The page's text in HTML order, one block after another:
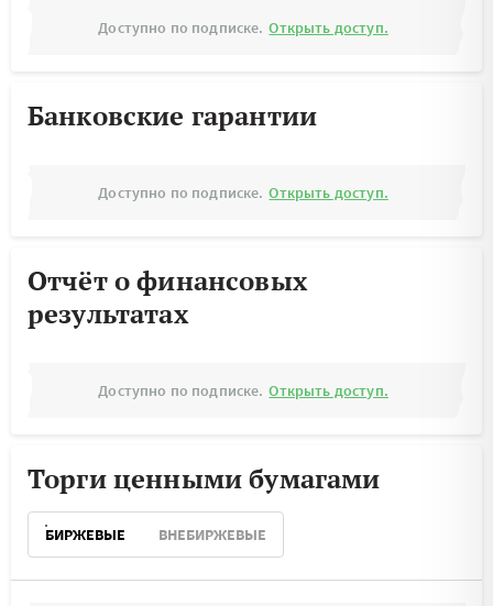
Доступно по подписке. Открыть доступ.
Банковские гарантии
Доступно по подписке. Открыть доступ.
Отчёт о финансовых
результатах
Доступно по подписке. Открыть доступ.
Торги ценными бумагами
БИРЖЕВЫЕ ВНЕБИРЖЕВЫЕ